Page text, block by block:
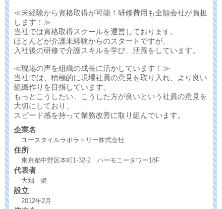
≪未経験から資格取得が可能！研修費用も全額会社が負担
します！≫
当社では資格取得スクールを運営しております。
ほとんどが介護未経験からのスタートですが、
入社後の研修で介護スキルを学び、活躍をしています。
≪現場の声を組織の成長に活かしています！≫
当社では、積極的に現場社員の意見を取り入れ、より良い
組織作りを目指しています。
もっとこうしたい、こうした方が良いという社員の意見を
大切にしており、
スピード感を持って業務改善に取り組んでいます。
企業名
ユースタイルラボラトリー株式会社
住所
東京都中野区本町1-32-2 ハーモニータワー18F
代表者
大畑 健
設立
2012年2月